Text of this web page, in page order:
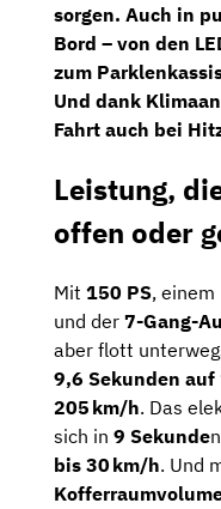
sorgen. Auch in
Bord – von den
zum
Und dank
Fahrt auch bei
Leistung,
offen oder
Mit 150 PS,
und der 7-Gang-
aber flott
9,6 Sekunden auf
205 km/h. Das
sich in 9 Sekunde
bis 30 km/h. Und